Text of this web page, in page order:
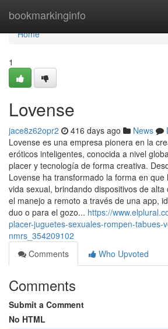
bookmarkinginfo
Home
Home
1
Lovense
jace8z62opr2 416 days ago News
Lovense es una empresa pionera en la
eróticos inteligentes, conocida a nivel
placer y tecnología de forma creativa.
Lovense ha transformado la forma en que
vida sexual, brindando dispositivos de
el manejo a remoto a través de una app,
duo o para el gozo... https://
placer-juguetes-sexuales-rompen-tabues-
nmrs_354209102
Comments
Who Upvoted
Comments
Submit a Comment
No HTML